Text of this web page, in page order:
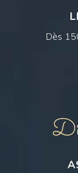
Dès